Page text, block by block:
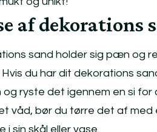
af dekorations
sand holder sig pæn og
du har dit dekorations
ryste det igennem en si for
våd, bør du tørre det af
sin skål eller vase.